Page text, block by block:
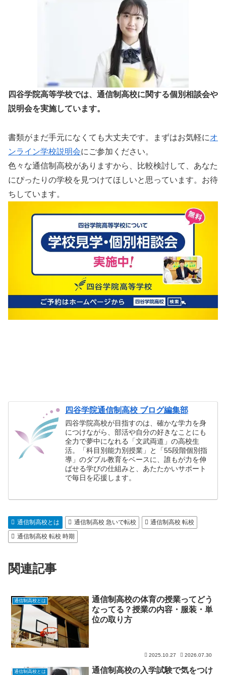
四谷学院高等学校では、通信制高校に関する個別相談会や
説明会を実施しています。
書類がまだ手元になくても大丈夫です。まずはお気軽にオ
ンライン学校説明会にご参加ください。
色々な通信制高校がありますから、比較検討して、あなた
にぴったりの学校を見つけてほしいと思っています。お待
ちしています。
四谷学院通信制高校 ブログ編集部
四谷学院高校が目指すのは、確かな学力を身
につけながら、部活や自分の好きなことにも
全力で夢中になれる「文武両道」の高校生
活。「科目別能力別授業」と「55段階個別指
導」のダブル教育をベースに、誰もが力を伸
ばせる学びの仕組みと、あたたかいサポート
で毎日を応援します。
通信制高校とは 通信制高校 急いで転校
通信制高校 転校
通信制高校 転校 時期
関連記事
通信制高校とは
通信制高校の体育の授業ってどう
なってる？授業の内容・服装・単
位の取り方
2025.10.27 2026.07.30
通信制高校とは
通信制高校の入学試験で気をつけ